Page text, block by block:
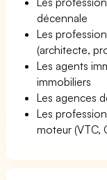
décennale
Les
(architecte,
Les agents
immobiliers
Les agences
Les
moteur (VTC,